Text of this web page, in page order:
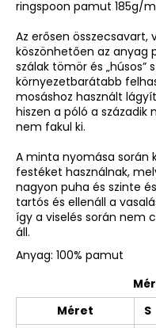
ringspoon pamut 185g/
Az erősen összecsavart,
köszönhetően az anyag
szálak tömör és „húsos”
környezetbarátabb
mosáshoz használt
hiszen a póló a századik
nem fakul ki.
A minta nyomása során
festéket használnak,
nagyon puha és szinte
tartós és ellenáll a
így a viselés során nem
áll.
Anyag: 100% pamut
Méret
S